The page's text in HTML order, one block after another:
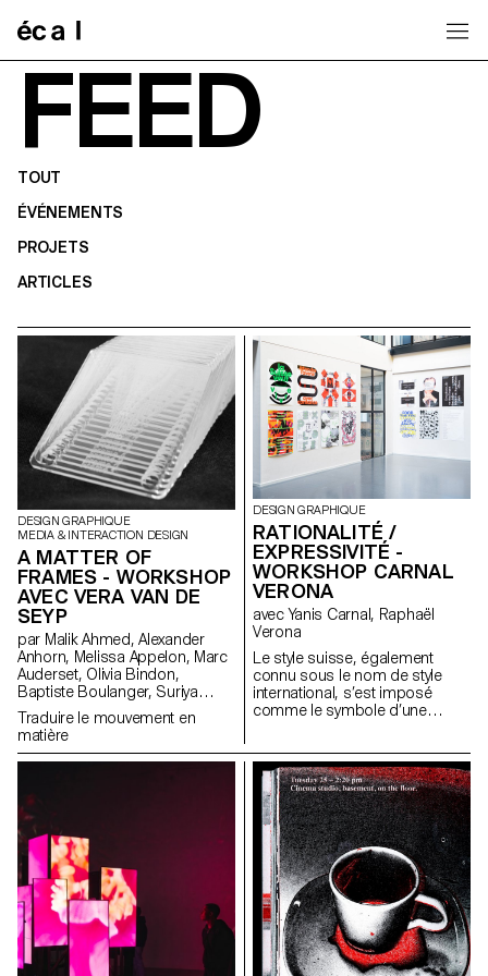
FEED
TOUT
ÉVÉNEMENTS
PROJETS
ARTICLES
DESIGN GRAPHIQUE
MEDIA & INTERACTION DESIGN
A MATTER OF
FRAMES - WORKSHOP
AVEC VERA VAN DE
SEYP
par Malik Ahmed, Alexander
Anhorn, Melissa Appelon, Marc
Auderset, Olivia Bindon,
Baptiste Boulanger, Suriya
Brambilla, Diego Buccelloni,
Marta Casemi, Davia Ciccoli
Trannoy, Alizée Clavien, Timoféi
Cruz, Ethan Degano, Nora
Formet, Mathias Dugenne,
Mathias Gelin, Tanguy Genier,
Lila Gomez Gaillet, Juliana
Granato, Xenia Grange,
Bérangère Gremion, Helena
Hell, Rocio Hernandez, Salomé
Huwiler, Rebecca Indermühle,
Kevin Jeangros, Nolan Latorre,
Jose Pardo Pariente, Zachary
Ramelet, Gabrielle Richard,
Théo Rizzo, Alessia Rollini,
Traduire le mouvement en
matière
DESIGN GRAPHIQUE
RATIONALITÉ /
EXPRESSIVITÉ -
WORKSHOP CARNAL
VERONA
avec Yanis Carnal, Raphaël
Verona
Le style suisse, également
connu sous le nom de style
international, s’est imposé
comme le symbole d’une
Il est l’expression d’un idéal
d’efficacité et de rationalité.
Omniprésent, plus d’un demi-
siècle après son apparition, a-
t-il toujours la même
pertinence aujourd’hui ? Quelle
est son influence sur nos
imaginaires et sur notre
pratique ? La Suisse n’a-t-elle
pas d’autres facettes à travers
lesquelles communiquer et
quels pourraient être les
nouveaux langages graphiques